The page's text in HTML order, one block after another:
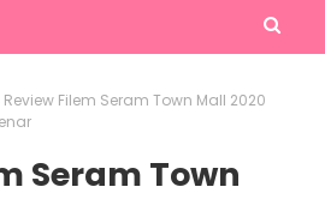
Review Filem Seram Town Mall 2020
Seram Town